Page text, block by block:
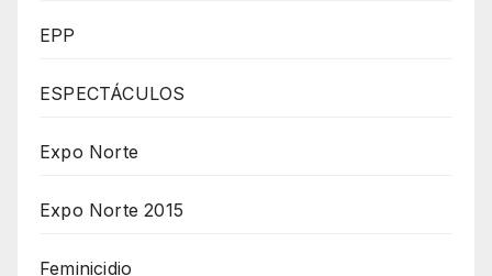
EPP
ESPECTÁCULOS
Expo Norte
Expo Norte 2015
Feminicidio